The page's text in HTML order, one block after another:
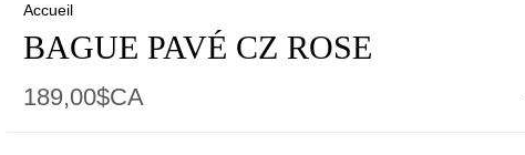
Accueil
BAGUE PAVÉ CZ ROSE
189,00$CA